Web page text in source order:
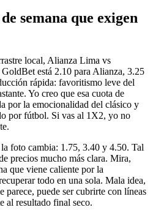
semana que exigen
local, Alianza Lima vs
está 2.10 para Alianza, 3.25
rápida: favoritismo leve del
Yo creo que esa cuota de
por la emocionalidad del clásico y
por fútbol. Si vas al 1X2, yo no
foto cambia: 1.75, 3.40 y 4.50. Tal
precios mucho más clara. Mira,
que viene caliente por la
todo en una sola. Mala idea,
parece, puede ser cubrirte con líneas
al resultado final seco.